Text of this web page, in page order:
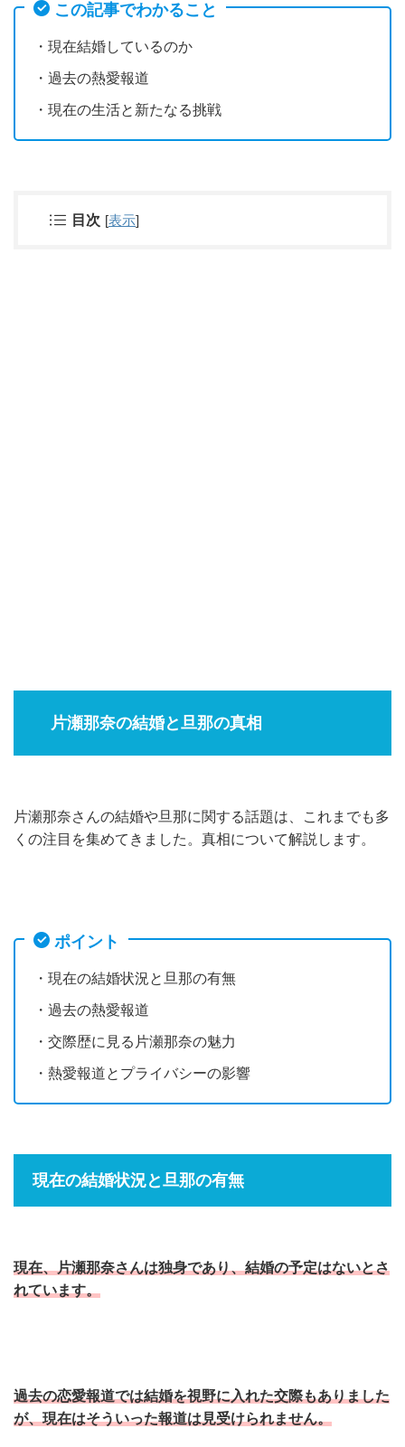
この記事でわかること
・現在結婚しているのか
・過去の熱愛報道
・現在の生活と新たなる挑戦
目次 [表示]
片瀬那奈の結婚と旦那の真相
片瀬那奈さんの結婚や旦那に関する話題は、これまでも多
くの注目を集めてきました。真相について解説します。
ポイント
・現在の結婚状況と旦那の有無
・過去の熱愛報道
・交際歴に見る片瀬那奈の魅力
・熱愛報道とプライバシーの影響
現在の結婚状況と旦那の有無
現在、片瀬那奈さんは独身であり、結婚の予定はないとさ
れています。
過去の恋愛報道では結婚を視野に入れた交際もありました
が、現在はそういった報道は見受けられません。